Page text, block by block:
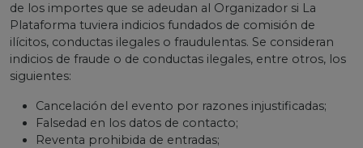
de los importes que se adeudan al Organizador si La
Plataforma tuviera indicios fundados de comisión de
ilícitos, conductas ilegales o fraudulentas. Se consideran
indicios de fraude o de conductas ilegales, entre otros, los
siguientes:
Cancelación del evento por razones injustificadas;
Falsedad en los datos de contacto;
Reventa prohibida de entradas;